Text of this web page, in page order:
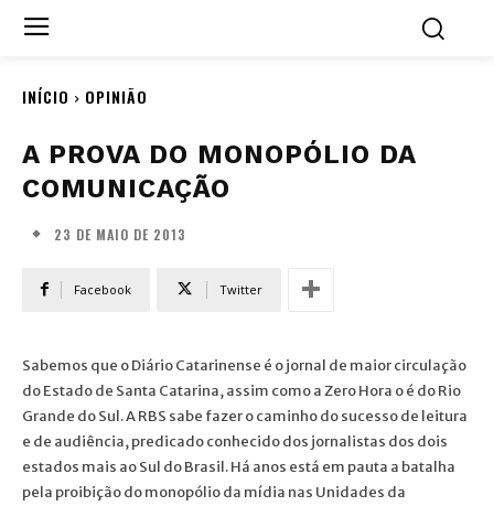
INÍCIO OPINIÃO
A PROVA DO MONOPÓLIO DA
COMUNICAÇÃO
23 DE MAIO DE 2013
Facebook Twitter
Sabemos que o Diário Catarinense é o jornal de maior circulação
do Estado de Santa Catarina, assim como a Zero Hora o é do Rio
Grande do Sul. A RBS sabe fazer o caminho do sucesso de leitura
e de audiência, predicado conhecido dos jornalistas dos dois
estados mais ao Sul do Brasil. Há anos está em pauta a batalha
pela proibição do monopólio da mídia nas Unidades da